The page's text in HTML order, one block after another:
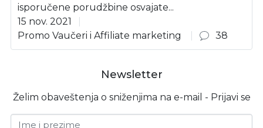
isporučene porudžbine osvajate...
15 nov. 2021
Promo Vaučeri i Affiliate marketing
38
Newsletter
Želim obaveštenja o sniženjima na e-mail - Prijavi se
Ime i prezime